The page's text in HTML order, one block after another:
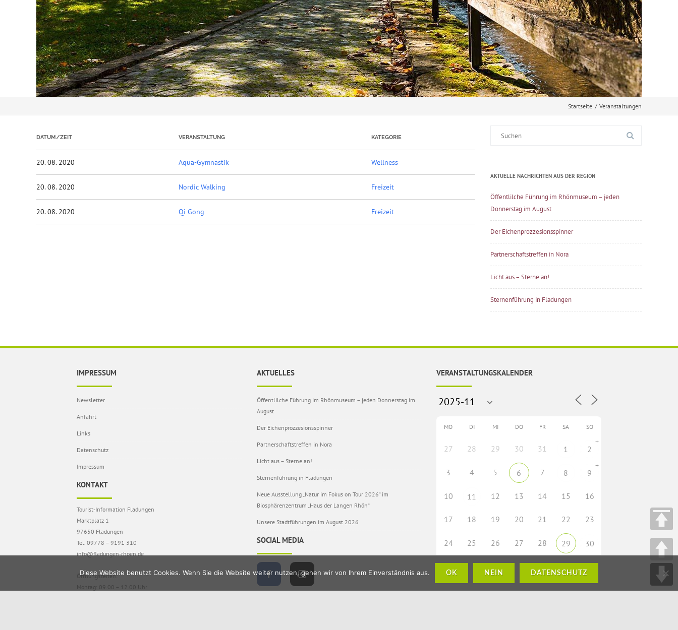
Startseite / Veranstaltungen
DATUM/ZEIT VERANSTALTUNG KATEGORIE
20. 08. 2020 Aqua-Gymnastik Wellness
20. 08. 2020 Nordic Walking Freizeit
20. 08. 2020 Qi Gong Freizeit
AKTUELLE NACHRICHTEN AUS DER REGION
Öffentlilche Führung im Rhönmuseum – jeden
Donnerstag im August
Der Eichenprozzesionsspinner
Partnerschaftstreffen in Nora
Licht aus – Sterne an!
Sternenführung in Fladungen
IMPRESSUM
Newsletter
Anfahrt
Links
Datenschutz
Impressum
KONTAKT
Tourist-Information Fladungen
Marktplatz 1
97650 Fladungen
Tel. 09778 – 9191 310
info@fladungen-rhoen.de
Öffnungszeiten:
Montag: 09.00 – 12.00 Uhr
AKTUELLES
Öffentlilche Führung im Rhönmuseum – jeden Donnerstag im
August
Der Eichenprozzesionsspinner
Partnerschaftstreffen in Nora
Licht aus – Sterne an!
Sternenführung in Fladungen
Neue Ausstellung „Natur im Fokus on Tour 2026“ im
Biosphärenzentrum „Haus der Langen Rhön“
Unsere Stadtführungen im August 2026
SOCIAL MEDIA
VERANSTALTUNGSKALENDER
MO DI MI DO FR SA SO
27 28 29 30 31 1 2
+
3 4 5 6 7 8 9
+
10 11 12 13 14 15 16
17 18 19 20 21 22 23
24 25 26 27 28 29 30
Diese Website benutzt Cookies. Wenn Sie die Website weiter nutzen, gehen wir von Ihrem Einverständnis aus. OK NEIN DATENSCHUTZ